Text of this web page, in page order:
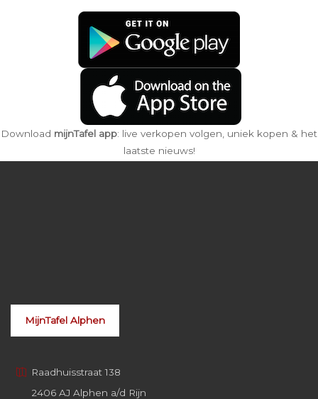
Download mijnTafel app: live verkopen volgen, uniek kopen & het
laatste nieuws!
MijnTafel Alphen
Raadhuisstraat 138
2406 AJ Alphen a/d Rijn